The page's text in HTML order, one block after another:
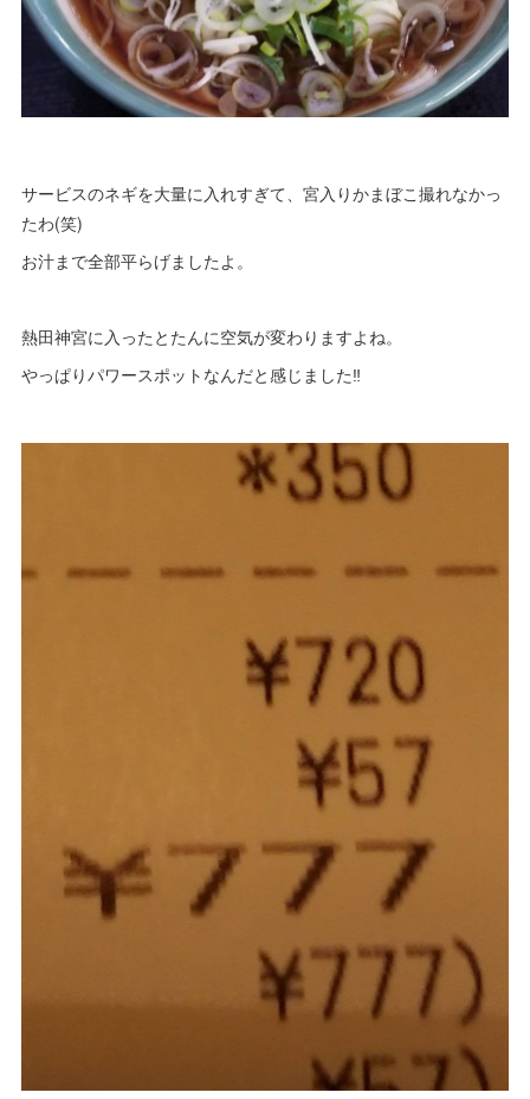
サービスのネギを大量に入れすぎて、宮入りかまぼこ撮れなかっ
たわ(笑)
お汁まで全部平らげましたよ。
熱田神宮に入ったとたんに空気が変わりますよね。
やっぱりパワースポットなんだと感じました‼